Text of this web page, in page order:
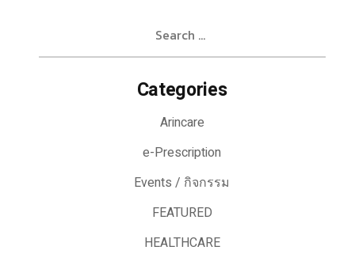
Categories
Arincare
e-Prescription
Events / กิจกรรม
FEATURED
HEALTHCARE